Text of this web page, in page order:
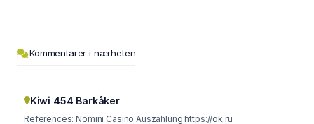
Kommentarer i nærheten
Kiwi 454 Barkåker
References: Nomini Casino Auszahlung https://ok.ru